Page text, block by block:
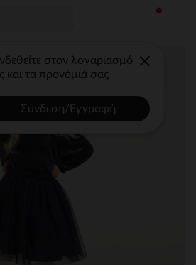
στον λογαριασμό
και τα προνόμιά σας
Σύνδεση/Εγγραφή